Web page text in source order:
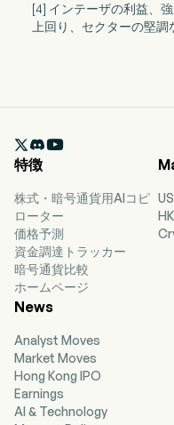
[4] インテーザの利益、
上回り、セクターの堅

特徴
株式・暗号通貨用AIコピ
ローター
価格予測
資金調達トラッカー
暗号通貨比較
ホームページ
News
Analyst Moves
Market Moves
Hong Kong IPO
Earnings
AI & Technology